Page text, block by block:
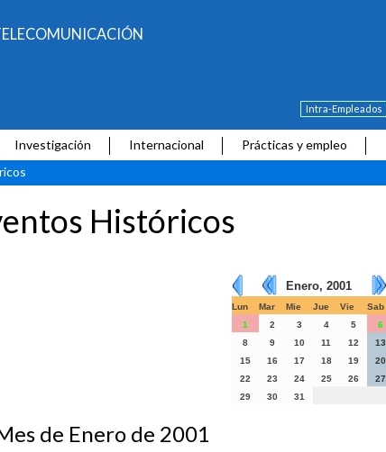
Intra-Empleados
Investigación Internacional
Prácticas y empleo
Históricos
Enero, 2001
Lun Mar Mie Jue Vie Sab
1
2 3 4 5 6
8
9 10 11 12 13
15
16 17 18 19 20
22
23 24 25 26 27
29
30 31
de Enero de 2001